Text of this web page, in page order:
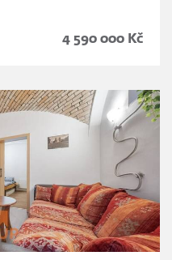
4 590 000 Kč